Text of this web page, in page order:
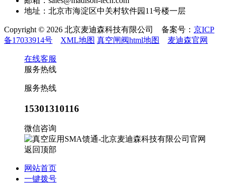
地址：北京市海淀区中关村软件园11号楼一层
Copyright © 2026 北京麦迪森科技有限公司 备案号： 京ICP
备17033914号
XML地图 真空闸阀html地图 麦迪森官网
在线客服
服务热线
服务热线
15301310116
微信咨询
返回顶部
网站首页
一键拨号